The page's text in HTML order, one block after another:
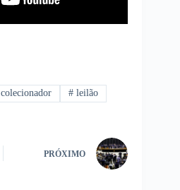
colecionador # leilão
PRÓXIMO